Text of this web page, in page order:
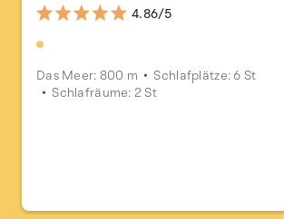
4.86/5
Das Meer: 800 m
Schlafplätze: 6 St
Schlafräume: 2 St